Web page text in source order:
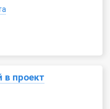
в проект